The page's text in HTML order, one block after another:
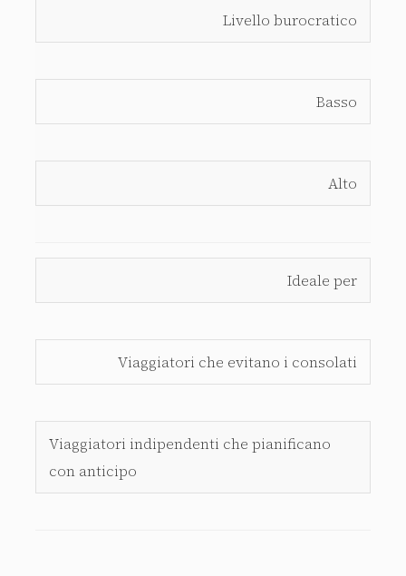
Livello burocratico
Basso
Alto
Ideale per
Viaggiatori che evitano i consolati
Viaggiatori indipendenti che pianificano
con anticipo